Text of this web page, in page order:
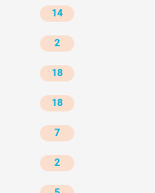
14
2
18
18
7
2